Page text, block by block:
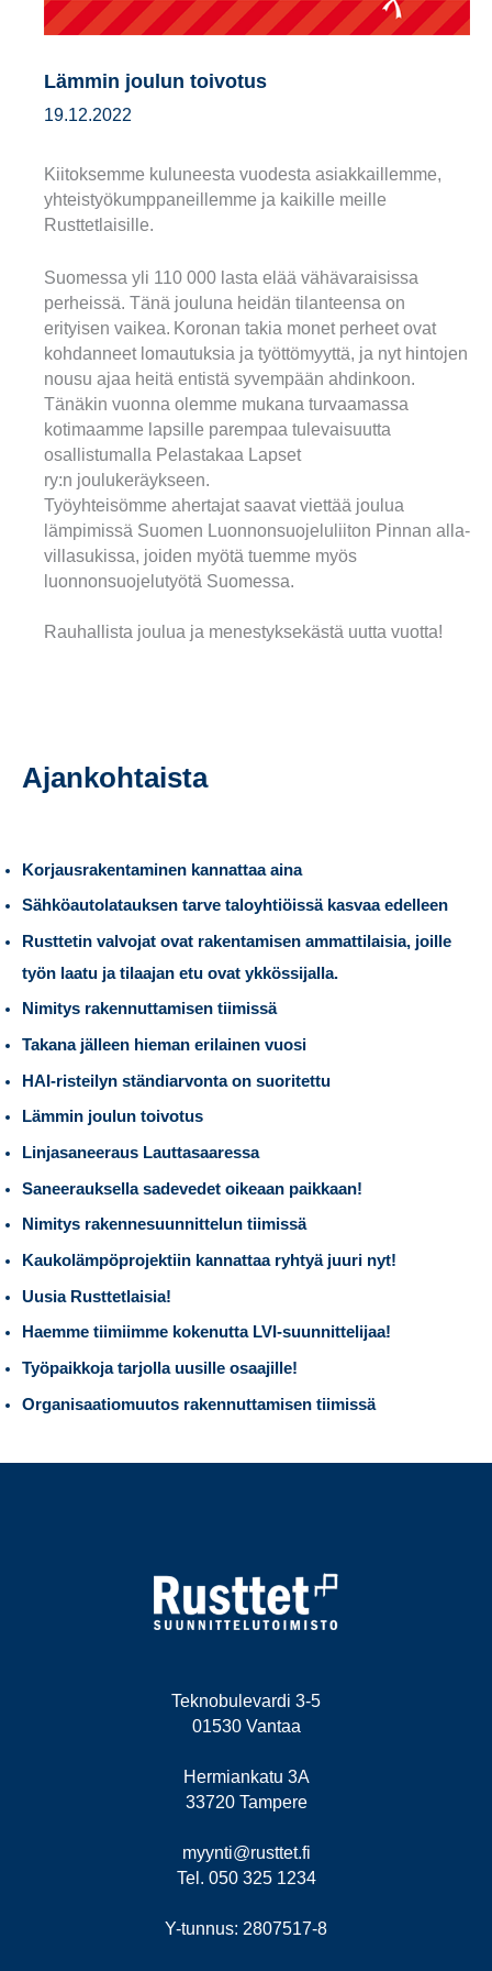
Lämmin joulun toivotus
19.12.2022
Kiitoksemme kuluneesta vuodesta asiakkaillemme,
yhteistyökumppaneillemme ja kaikille meille
Rusttetlaisille.
Suomessa yli 110 000 lasta elää vähävaraisissa
perheissä. Tänä jouluna heidän tilanteensa on
erityisen vaikea. Koronan takia monet perheet ovat
kohdanneet lomautuksia ja työttömyyttä, ja nyt hintojen
nousu ajaa heitä entistä syvempään ahdinkoon.
Tänäkin vuonna olemme mukana turvaamassa
kotimaamme lapsille parempaa tulevaisuutta
osallistumalla Pelastakaa Lapset
ry:n joulukeräykseen.
Työyhteisömme ahertajat saavat viettää joulua
lämpimissä Suomen Luonnonsuojeluliiton Pinnan alla-
villasukissa, joiden myötä tuemme myös
luonnonsuojelutyötä Suomessa.
Rauhallista joulua ja menestyksekästä uutta vuotta!
Ajankohtaista
Korjausrakentaminen kannattaa aina
Sähköautolatauksen tarve taloyhtiöissä kasvaa edelleen
Rusttetin valvojat ovat rakentamisen ammattilaisia, joille
työn laatu ja tilaajan etu ovat ykkössijalla.
Nimitys rakennuttamisen tiimissä
Takana jälleen hieman erilainen vuosi
HAI-risteilyn ständiarvonta on suoritettu
Lämmin joulun toivotus
Linjasaneeraus Lauttasaaressa
Saneerauksella sadevedet oikeaan paikkaan!
Nimitys rakennesuunnittelun tiimissä
Kaukolämpöprojektiin kannattaa ryhtyä juuri nyt!
Uusia Rusttetlaisia!
Haemme tiimiimme kokenutta LVI-suunnittelijaa!
Työpaikkoja tarjolla uusille osaajille!
Organisaatiomuutos rakennuttamisen tiimissä
Teknobulevardi 3-5
01530 Vantaa
Hermiankatu 3A
33720 Tampere
myynti@rusttet.fi
Tel. 050 325 1234
Y-tunnus: 2807517-8